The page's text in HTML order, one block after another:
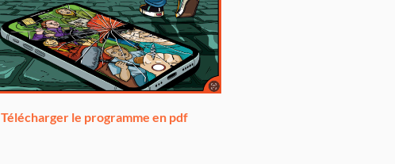
Télécharger le programme en pdf